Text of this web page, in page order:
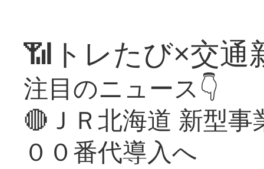
📶トレたび×交通
注目のニュース👇
🔴ＪＲ北海道 新型
００番代導入へ